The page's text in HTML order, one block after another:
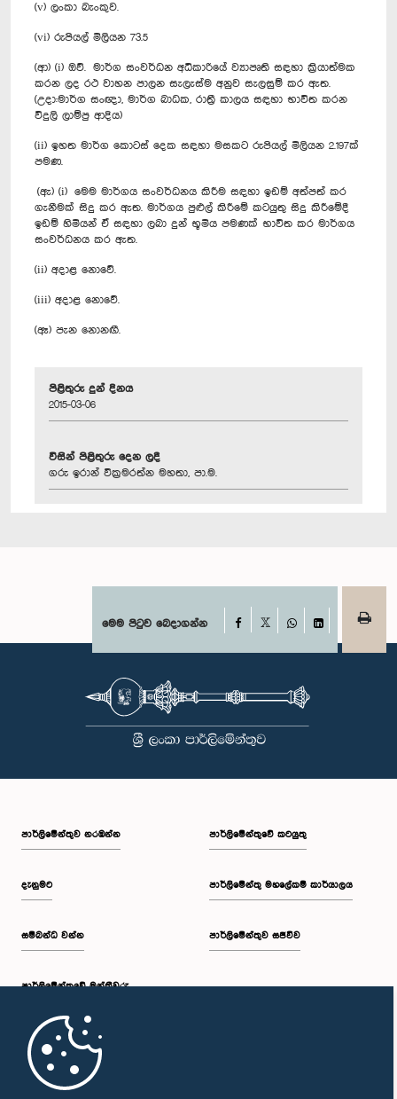
(v) ලංකා බැංකුව.
(vi) රුපියල් මිලියන 73.5
(ආ) (i) ඔව්. මාර්ග සංවර්ධන අධිකාරියේ ව්‍යාපෘති සඳහා ක්‍රියාත්මක
කරන ලද රථ වාහන පාලන සැලැස්ම අනුව සැලසුම් කර ඇත.
(උදා:මාර්ග සංඥා, මාර්ග බාධක, රාත්‍රී කාලය සඳහා භාවිත කරන
විදුලි ලාම්පු ආදිය)
(ii) ඉහත මාර්ග කොටස් දෙක සඳහා මසකට රුපියල් මිලියන 2.197ක්
පමණ.
(ඇ) (i) මෙම මාර්ගය සංවර්ධනය කිරීම සඳහා ඉඩම් අත්පත් කර
ගැනීමක් සිදු කර ඇත. මාර්ගය පුළුල් කිරීමේ කටයුතු සිදු කිරීමේදී
ඉඩම් හිමියන් ඒ සඳහා ලබා දුන් භූමිය පමණක් භාවිත කර මාර්ගය
සංවර්ධනය කර ඇත.
(ii) අදාළ නොවේ.
(iii) අදාළ නොවේ.
(ඈ) පැන නොනඟී.
පිළිතුරු දුන් දිනය
2015-03-06
විසින් පිළිතුරු දෙන ලදී
ගරු ඉරාන් වික්‍රමරත්න මහතා, පා.ම.
මෙම පිටුව බෙදාගන්න Facebook
WhatsAppLinkedIn
පාර්ලි‌මේන්තුව නරඹන්න
දැනුමට
සම්බන්ධ වන්න
පාර්ලි‌මේන්තුවේ මන්ත්‍රීවරු
මුල් පිටුව
පාර්ලිමේන්තුවේ කටයුතු
පාර්ලිමේන්තු මහලේකම් කාර්යාලය
පාර්ලිමේන්තුව සජීවීව